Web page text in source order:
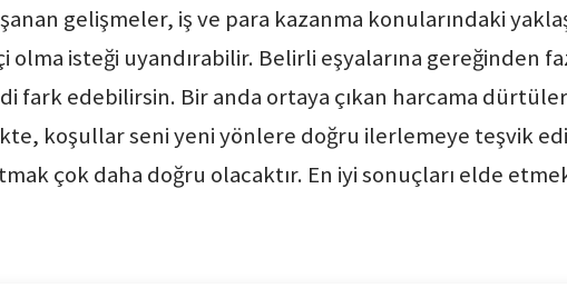
gelişmeler, iş ve para kazanma konularındaki
isteği uyandırabilir. Belirli eşyalarına gereğinden
fark edebilirsin. Bir anda ortaya çıkan harcama
koşullar seni yeni yönlere doğru ilerlemeye teşvik
çok daha doğru olacaktır. En iyi sonuçları elde